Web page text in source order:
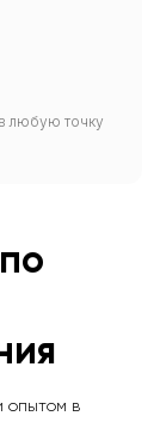
любую точку
опытом в